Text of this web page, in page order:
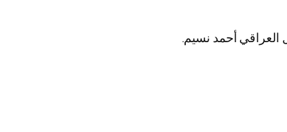
العراقي أحمد نسيم.